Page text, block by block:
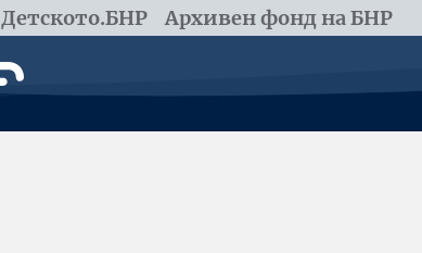
Детското.БНР Архивен фонд на БНР